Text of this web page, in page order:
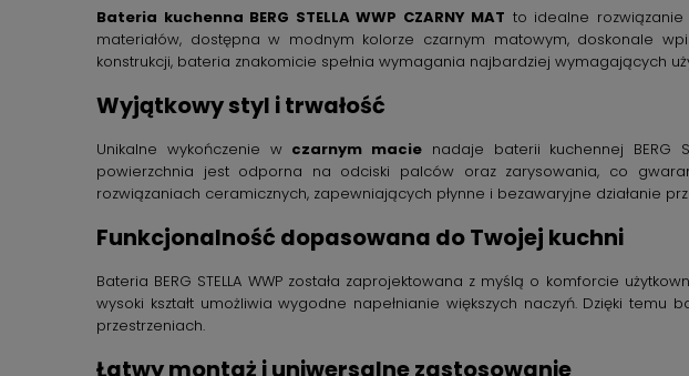
Bateria kuchenna BERG STELLA WWP CZARNY MAT to idealne
materiałów, dostępna w modnym kolorze czarnym matowym, doskonale
konstrukcji, bateria znakomicie spełnia wymagania najbardziej wymagających
Wyjątkowy styl i trwałość
Unikalne wykończenie w czarnym macie nadaje baterii kuchennej BERG
powierzchnia jest odporna na odciski palców oraz zarysowania, co
rozwiązaniach ceramicznych, zapewniających płynne i bezawaryjne działanie
Funkcjonalność dopasowana do Twojej kuchni
Bateria BERG STELLA WWP została zaprojektowana z myślą o komforcie
wysoki kształt umożliwia wygodne napełnianie większych naczyń. Dzięki
przestrzeniach.
Łatwy montaż i uniwersalne zastosowanie